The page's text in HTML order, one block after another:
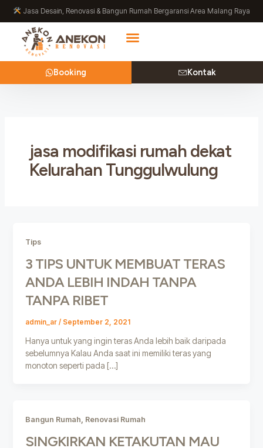
Lewati
Jasa Desain, Renovasi & Bangun Rumah Bergaransi Area Malang Raya
Booking Kontak
jasa modifikasi rumah dekat
Kelurahan Tunggulwulung
Tips
3 TIPS UNTUK MEMBUAT TERAS
ANDA LEBIH INDAH TANPA
TANPA RIBET
admin_ar / September 2, 2021
Hanya untuk yang ingin teras Anda lebih baik daripada
sebelumnya Kalau Anda saat ini memiliki teras yang
monoton seperti pada […]
Bangun Rumah Renovasi Rumah
SINGKIRKAN KETAKUTAN MAU